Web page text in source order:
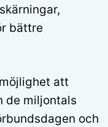
bättre
att
de miljontals
och